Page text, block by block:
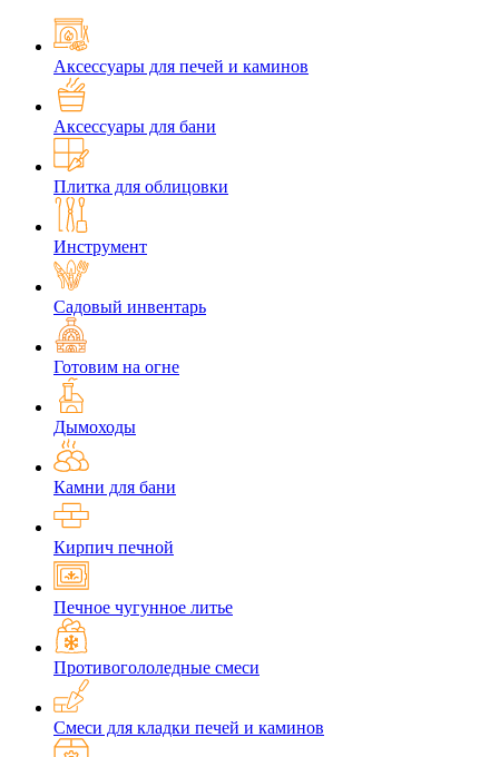
Аксессуары для печей и каминов
Аксессуары для бани
Плитка для облицовки
Инструмент
Садовый инвентарь
Готовим на огне
Дымоходы
Камни для бани
Кирпич печной
Печное чугунное литье
Противогололедные смеси
Смеси для кладки печей и каминов